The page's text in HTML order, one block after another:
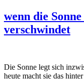
wenn die
verschwindet
Die Sonne legt sich
heute macht sie das